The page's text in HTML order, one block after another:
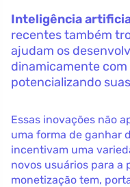
Inteligência
recentes também
ajudam os
dinamicamente
potencializando
Essas inovações não
uma forma de ganhar
incentivam uma
novos usuários para a
monetização tem,